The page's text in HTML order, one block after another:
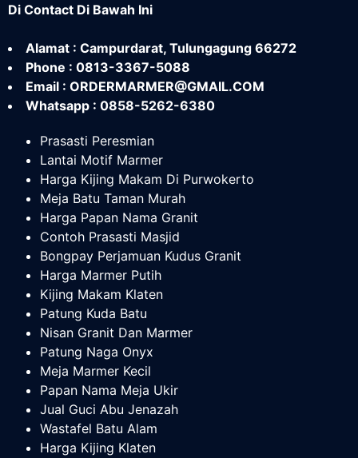
Di Contact Di Bawah Ini
Alamat : Campurdarat, Tulungagung 66272
Phone : 0813-3367-5088
Email : ORDERMARMER@GMAIL.COM
Whatsapp : 0858-5262-6380
Prasasti Peresmian
Lantai Motif Marmer
Harga Kijing Makam Di Purwokerto
Meja Batu Taman Murah
Harga Papan Nama Granit
Contoh Prasasti Masjid
Bongpay Perjamuan Kudus Granit
Harga Marmer Putih
Kijing Makam Klaten
Patung Kuda Batu
Nisan Granit Dan Marmer
Patung Naga Onyx
Meja Marmer Kecil
Papan Nama Meja Ukir
Jual Guci Abu Jenazah
Wastafel Batu Alam
Harga Kijing Klaten